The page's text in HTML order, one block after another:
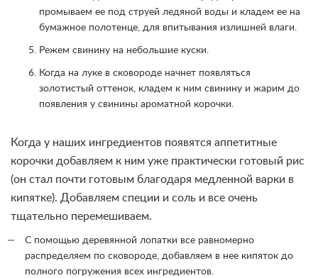
промываем ее под струей ледяной воды и кладем ее на
бумажное полотенце, для впитывания излишней влаги.
Режем свинину на небольшие куски.
Когда на луке в сковороде начнет появляться
золотистый оттенок, кладем к ним свинину и жарим до
появления у свинины ароматной корочки.
Когда у наших ингредиентов появятся аппетитные
корочки добавляем к ним уже практически готовый рис
(он стал почти готовым благодаря медленной варки в
кипятке). Добавляем специи и соль и все очень
тщательно перемешиваем.
С помощью деревянной лопатки все равномерно
распределяем по сковороде, добавляем в нее кипяток до
полного погружения всех ингредиентов.